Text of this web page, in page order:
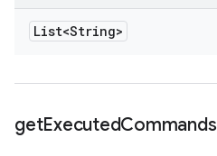
List<String>
getExecutedCommands